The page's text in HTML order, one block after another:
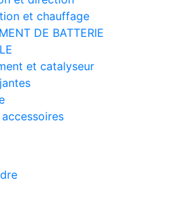
et chauffage
DE BATTERIE
et catalyseur